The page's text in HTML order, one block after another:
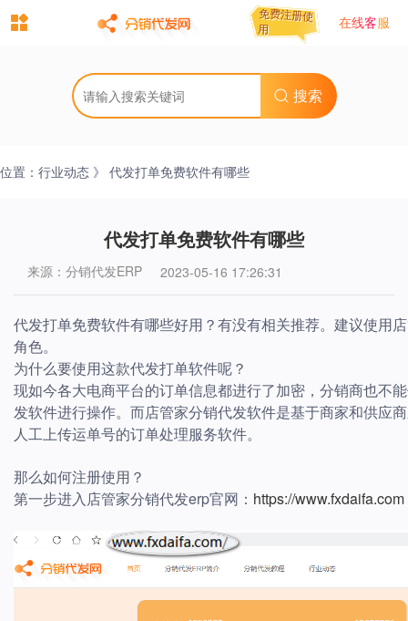
免费注册使
用
免费注册使
用 在线客服
搜索
位置： 行业动态 》 代发打单免费软件有哪些
代发打单免费软件有哪些
来源：分销代发ERP 2023-05-16 17:26:31
代发打单免费软件有哪些好用？有没有相关推荐。建议使用
角色。
为什么要使用这款代发打单软件呢？
现如今各大电商平台的订单信息都进行了加密，分销商也不
发软件进行操作。而店管家分销代发软件是基于商家和供应
人工上传运单号的订单处理服务软件。
那么如何注册使用？
第一步进入店管家分销代发erp官网： https://www.fxdaifa.com